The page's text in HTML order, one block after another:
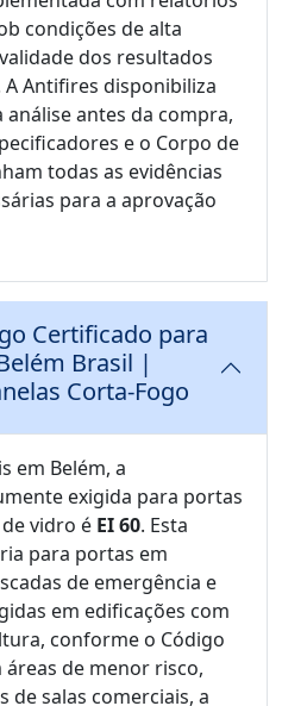
condições de alta
dos resultados
Antifires disponibiliza
antes da compra,
e o Corpo de
todas as evidências
para a aprovação
Certificado para
Brasil |
Corta-Fogo
em Belém, a
exigida para portas
vidro é EI 60. Esta
para portas em
de emergência e
em edificações com
conforme o Código
de menor risco,
de salas comerciais, a